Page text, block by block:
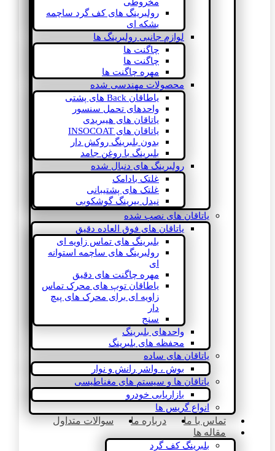
رولبرینگ های کف گرد ساچمه
بشکه ای
لوازم جانبی رولبرینگ ها
چاگنت ها
چاگنت ها
مهره چاگنت ها
محصولات مهندسی شده
یاطاقان Back های پشتی
واحدهای تحمل سنسور
یاتاقان های هیبریدی
یاتاقان های INSOCOAT
بدون بلبرینگ روکش دار
بلبرینگ با روغن جامد
رولبرینگ های دنبال شده
غلتک بادامک
غلتک های پشتیبانی
نیدل بیرینگ گوشکوبی
یاتاقان های نصب شده
یاتاقان های فوق العاده دقیق
بلبرینگ های تماس زاویه ای
رولبرینگ های ساچمه استوانه
ای
مهره چاگنت های دقیق
یاطاقان توپ های محرک تماس
زاویه ای برای محرک های پیچ
دار
سنج
واحدهای بلبرینگ
محفظه های بلبرینگ
یاتاقان های ساده
بوش ، واشر رانش و نوار
یاتاقان ها و سیستم های مغناطیسی
بازاریابی خودرو
انواع گریس ها
تماس با ما درباره ما
سوالات متداول
مقاله ها
بلبرینگ کف گرد